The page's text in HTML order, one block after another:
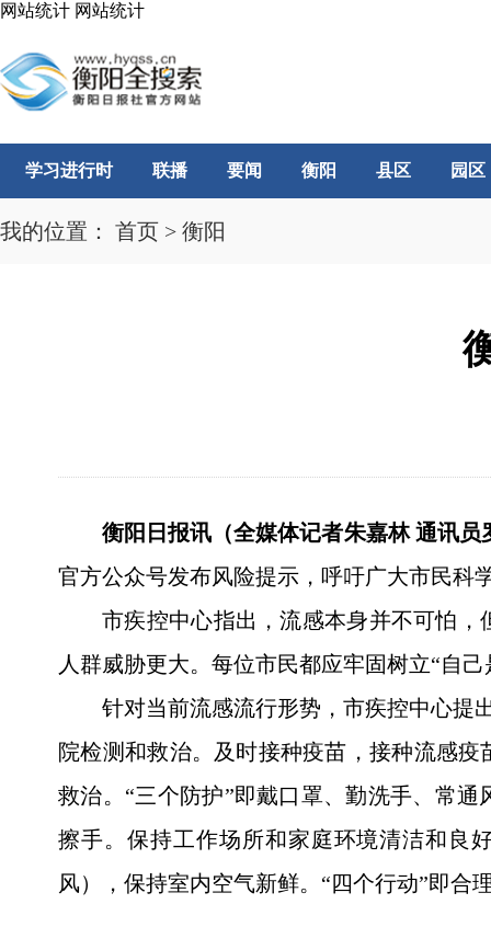
网站统计 网站统计
学习进行时 联播 要闻 衡阳 县区 园区
我的位置： 首页 > 衡阳
衡阳日报讯（全媒体记者朱嘉林 通讯员
官方公众号发布风险提示，呼吁广大市民科
市疾控中心指出，流感本身并不可怕
人群威胁更大。每位市民都应牢固树立“自
针对当前流感流行形势，市疾控中心提
院检测和救治。及时接种疫苗，接种流感
救治。“三个防护”即戴口罩、勤洗手、常
擦手。保持工作场所和家庭环境清洁和良
风），保持室内空气新鲜。“四个行动”即合